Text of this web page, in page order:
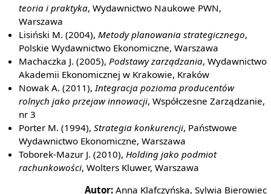
teoria i praktyka, Wydawnictwo Naukowe PWN,
Warszawa
Lisiński M. (2004), Metody planowania strategicznego,
Polskie Wydawnictwo Ekonomiczne, Warszawa
Machaczka J. (2005), Podstawy zarządzania, Wydawnictwo
Akademii Ekonomicznej w Krakowie, Kraków
Nowak A. (2011), Integracja pozioma producentów
rolnych jako przejaw innowacji, Współczesne Zarządzanie,
nr 3
Porter M. (1994),Strategia konkurencji, Państwowe
Wydawnictwo Ekonomiczne, Warszawa
Toborek-Mazur J. (2010), Holding jako podmiot
rachunkowości, Wolters Kluwer, Warszawa
Autor: Anna Klafczyńska, Sylwia Bierowiec